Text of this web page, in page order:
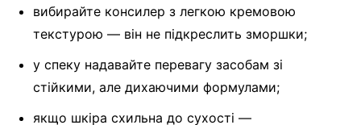
вибирайте консилер з легкою кремовою
текстурою — він не підкреслить зморшки;
у спеку надавайте перевагу засобам зі
стійкими, але дихаючими формулами;
якщо шкіра схильна до сухості —